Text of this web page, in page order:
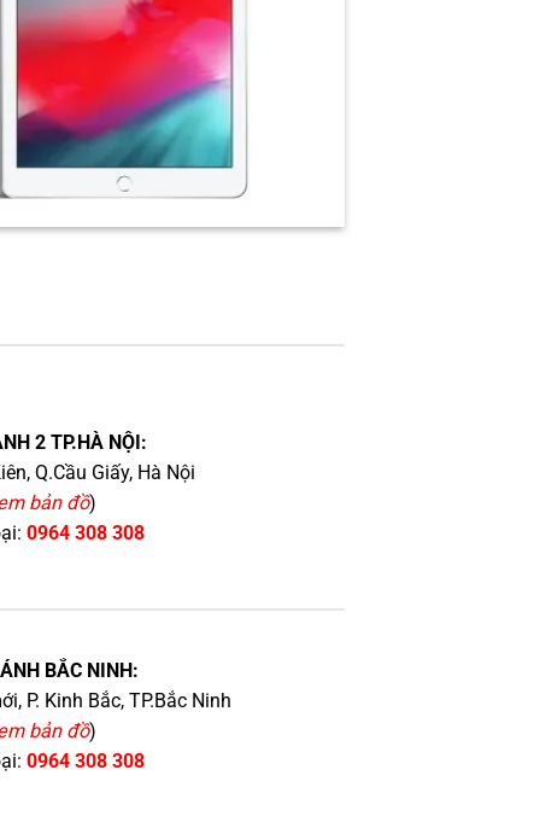
2 TP.HÀ NỘI:
Q.Cầu Giấy, Hà Nội
bản đồ)
0964 308 308
BẮC NINH:
P. Kinh Bắc, TP.Bắc Ninh
bản đồ)
0964 308 308